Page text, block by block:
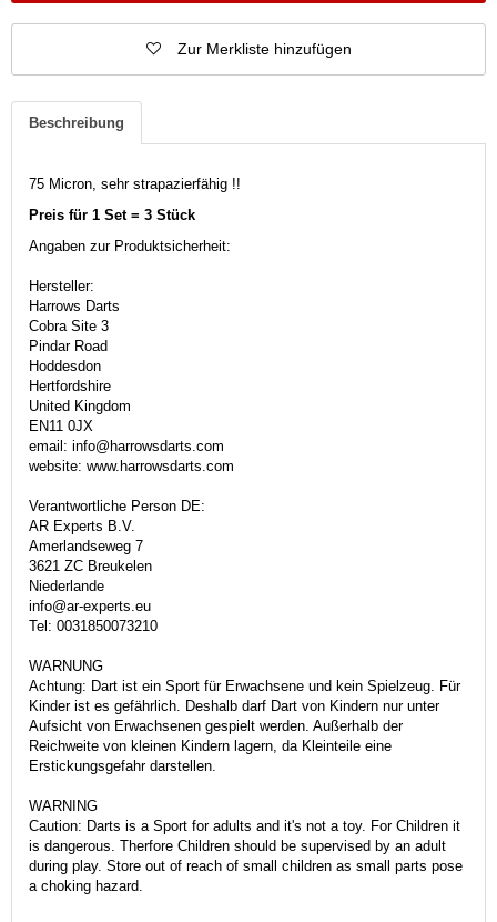
Zur Merkliste hinzufügen
Beschreibung
75 Micron, sehr strapazierfähig !!
Preis für 1 Set = 3 Stück
Angaben zur Produktsicherheit:
Hersteller:
Harrows Darts
Cobra Site 3
Pindar Road
Hoddesdon
Hertfordshire
United Kingdom
EN11 0JX
email: info@harrowsdarts.com
website: www.harrowsdarts.com
Verantwortliche Person DE:
AR Experts B.V.
Amerlandseweg 7
3621 ZC Breukelen
Niederlande
info@ar-experts.eu
Tel: 0031850073210
WARNUNG
Achtung: Dart ist ein Sport für Erwachsene und kein Spielzeug. Für
Kinder ist es gefährlich. Deshalb darf Dart von Kindern nur unter
Aufsicht von Erwachsenen gespielt werden. Außerhalb der
Reichweite von kleinen Kindern lagern, da Kleinteile eine
Erstickungsgefahr darstellen.
WARNING
Caution: Darts is a Sport for adults and it's not a toy. For Children it
is dangerous. Therfore Children should be supervised by an adult
during play. Store out of reach of small children as small parts pose
a choking hazard.